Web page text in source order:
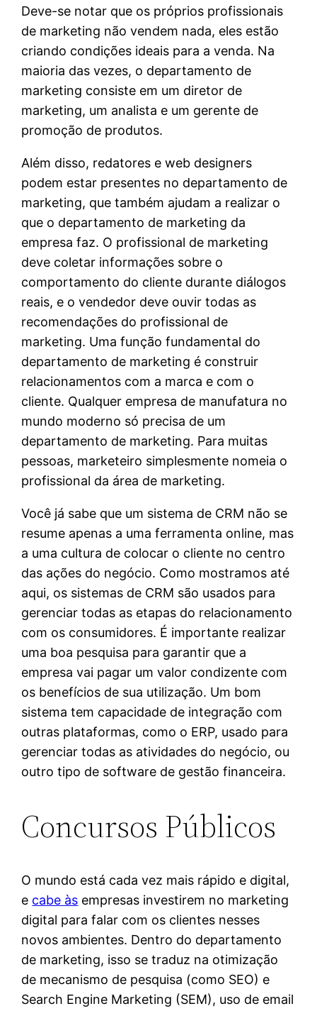
Deve-se notar que os próprios profissionais
de marketing não vendem nada, eles estão
criando condições ideais para a venda. Na
maioria das vezes, o departamento de
marketing consiste em um diretor de
marketing, um analista e um gerente de
promoção de produtos.
Além disso, redatores e web designers
podem estar presentes no departamento de
marketing, que também ajudam a realizar o
que o departamento de marketing da
empresa faz. O profissional de marketing
deve coletar informações sobre o
comportamento do cliente durante diálogos
reais, e o vendedor deve ouvir todas as
recomendações do profissional de
marketing. Uma função fundamental do
departamento de marketing é construir
relacionamentos com a marca e com o
cliente. Qualquer empresa de manufatura no
mundo moderno só precisa de um
departamento de marketing. Para muitas
pessoas, marketeiro simplesmente nomeia o
profissional da área de marketing.
Você já sabe que um sistema de CRM não se
resume apenas a uma ferramenta online, mas
a uma cultura de colocar o cliente no centro
das ações do negócio. Como mostramos até
aqui, os sistemas de CRM são usados para
gerenciar todas as etapas do relacionamento
com os consumidores. É importante realizar
uma boa pesquisa para garantir que a
empresa vai pagar um valor condizente com
os benefícios de sua utilização. Um bom
sistema tem capacidade de integração com
outras plataformas, como o ERP, usado para
gerenciar todas as atividades do negócio, ou
outro tipo de software de gestão financeira.
Concursos Públicos
O mundo está cada vez mais rápido e digital,
e cabe às empresas investirem no marketing
digital para falar com os clientes nesses
novos ambientes. Dentro do departamento
de marketing, isso se traduz na otimização
de mecanismo de pesquisa (como SEO) e
Search Engine Marketing (SEM), uso de email